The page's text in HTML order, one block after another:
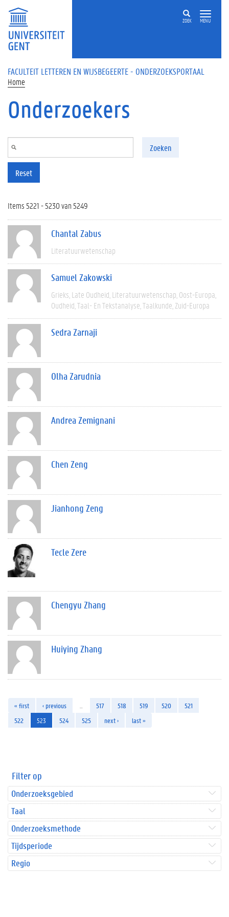
Overslaan en naar de inhoud gaan
ZOEK MENU
FACULTEIT LETTEREN EN WIJSBEGEERTE - ONDERZOEKSPORTAAL
Home
Onderzoekers
Zoeken
Reset
Items 5221 - 5230 van 5249
Chantal Zabus
Literatuurwetenschap
Samuel Zakowski
Grieks Late Oudheid Literatuurwetenschap Oost-Europa
Oudheid Taal- En Tekstanalyse Taalkunde Zuid-Europa
Sedra Zarnaji
Olha Zarudnia
Andrea Zemignani
Chen Zeng
Jianhong Zeng
Tecle Zere
Chengyu Zhang
Huiying Zhang
« first ‹ previous 517 518 519 520
521
522
523 524 525 next › last »
Filter op
Onderzoeksgebied
Taal
Onderzoeksmethode
Tijdsperiode
Regio